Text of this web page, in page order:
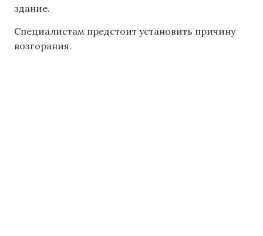
здание.
Специалистам предстоит установить причину
возгорания.